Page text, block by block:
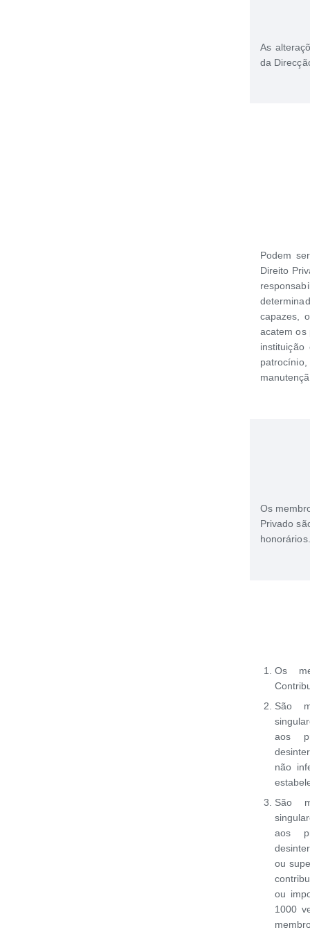
As
da
Podem
Direito
capazes,
acatem os
Os
Privado
honorários.
Os
São
aos
não
São
aos
ou
ou
1000